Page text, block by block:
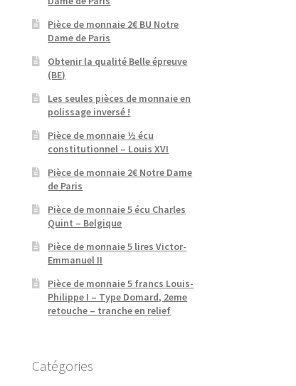
Pièce de monnaie 2€ BU Notre
Dame de Paris
Obtenir la qualité Belle épreuve
(BE)
Les seules pièces de monnaie en
polissage inversé !
Pièce de monnaie ½ écu
constitutionnel – Louis XVI
Pièce de monnaie 2€ Notre Dame
de Paris
Pièce de monnaie 5 écu Charles
Quint – Belgique
Pièce de monnaie 5 lires Victor-
Emmanuel II
Pièce de monnaie 5 francs Louis-
Philippe I – Type Domard, 2eme
retouche – tranche en relief
Catégories